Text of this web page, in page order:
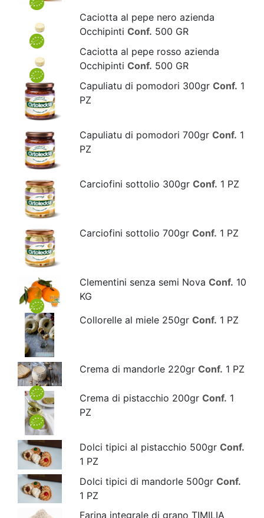
Caciotta al pepe nero azienda
Occhipinti Conf. 500 GR
Caciotta al pepe rosso azienda
Occhipinti Conf. 500 GR
Capuliatu di pomodori 300gr Conf. 1
PZ
Capuliatu di pomodori 700gr Conf. 1
PZ
Carciofini sottolio 300gr Conf. 1 PZ
Carciofini sottolio 700gr Conf. 1 PZ
Clementini senza semi Nova Conf. 10
KG
Collorelle al miele 250gr Conf. 1 PZ
Crema di mandorle 220gr Conf. 1 PZ
Crema di pistacchio 200gr Conf. 1
PZ
Dolci tipici al pistacchio 500gr Conf.
1 PZ
Dolci tipici di mandorle 500gr Conf.
1 PZ
Farina integrale di grano TIMILIA